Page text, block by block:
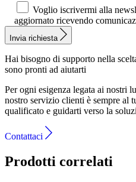
Voglio iscrivermi alla
aggiornato ricevendo
Invia richiesta
Hai bisogno di supporto nella
sono pronti ad aiutarti
Per ogni esigenza legata ai nostri
nostro servizio clienti è sempre al
qualificato e guidarti verso la
Contattaci
Prodotti correlati